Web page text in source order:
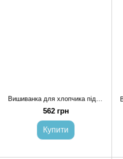
562 грн
Купити